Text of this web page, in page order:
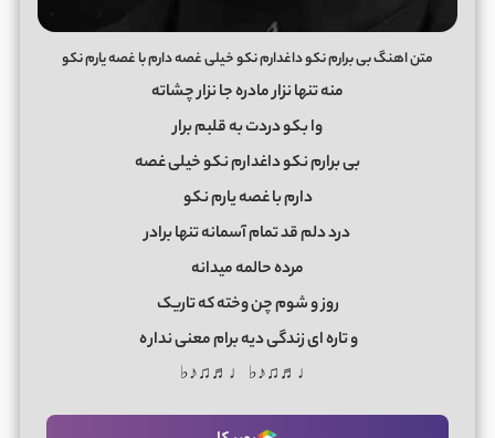
متن اهنگ بی برارم نکو داغدارم نکو خیلی غصه دارم با غصه یارم نکو
منه تنها نزار مادره جا نزار چشاته
وا بکو دردت به قلبم برار
بی برارم نکو داغدارم نکو خیلی غصه
دارم با غصه یارم نکو
درد دلم قد تمام آسمانه تنها برادر
مرده حالمه میدانه
روز و شوم چن وخته که تاریک
و تاره ای زندگی دیه برام معنی نداره
♩♬♫♪♭ ♩♬♫♪♭